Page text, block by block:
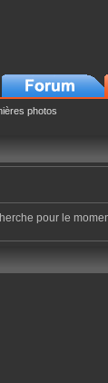
photos
pour le